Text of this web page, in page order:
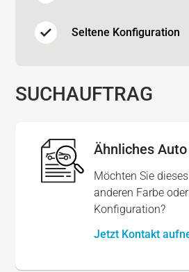
Seltene Konfiguration
SUCHAUFTRAG
Ähnliches
Möchten Sie
anderen Farbe
Konfiguration?
Jetzt Kontakt